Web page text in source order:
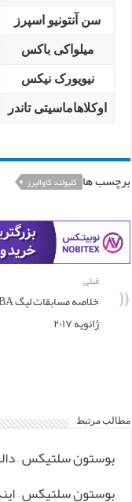
سن آنتونیو اسپرز
میلواکی باکس
نیویورک نیکس
اوکلاهاماسیتی تاندر
برچسب ها کلیولند کاوالیرز
قبلی
ژانویه ۲۰۱۷
مطالب مرتبط
بوستون سلتیکس –
بوستون سلتیکس –